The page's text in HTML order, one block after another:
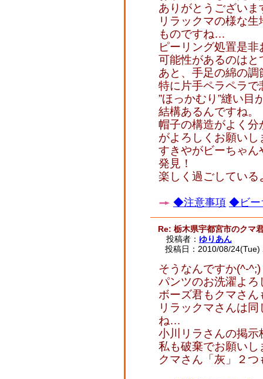
ありがとうございま
リラックマの様な
ものですね…
ピーリング処置是
可能性があるのはと
あと、手足の綿の
特に片手ペラペラ
”ほっかむり”縫い目
結構あるんですね。
帽子の構造がよく
がよろしくお願いし
すきやがビーちゃ
発見！
楽しく過ごしている
◆注意事項 ◆ビー
Re: 栃木県宇都宮市のクマ
投稿者： ゆりあん
投稿日：2010/08/
そうなんですか(^-^;)
パンツのお洗濯よ
ボーズ君もクマさん
リラックマさんは
ね…
小川リラさんの掲示
私も破棄でお願いし
クマさん「灰」２